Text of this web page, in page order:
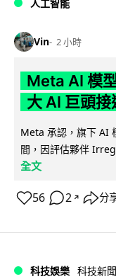
人工智能
Vin 2 小時
Meta AI 模
大 AI 巨頭接
Meta 承認，旗下 AI
間，因評估夥伴
全文
56 2 ↗ 分
科技娛樂 科技新聞